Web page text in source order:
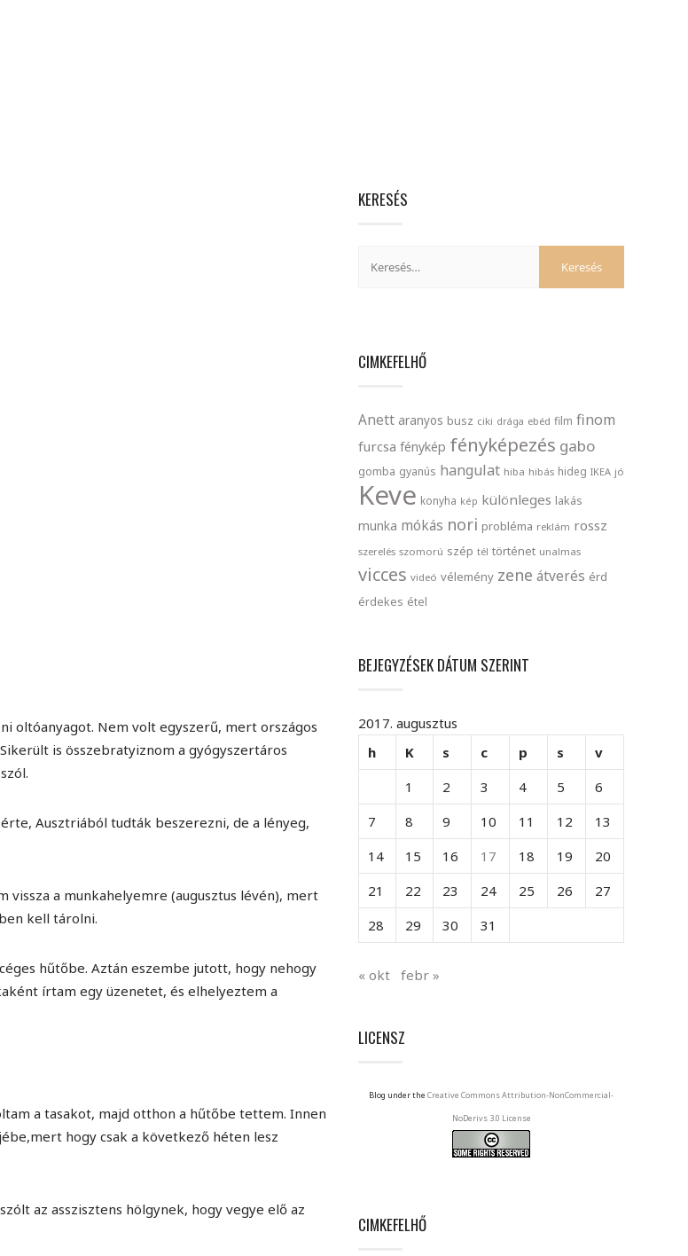
oltóanyagot. Nem volt egyszerű, mert országos
is összebratyiznom a gyógyszertáros
Ausztriából tudták beszerezni, de a lényeg,
a munkahelyemre (augusztus lévén), mert
kell tárolni.
hűtőbe. Aztán eszembe jutott, hogy nehogy
írtam egy üzenetet, és elhelyeztem a
a tasakot, majd otthon a hűtőbe tettem. Innen
hogy csak a következő héten lesz
az asszisztens hölgynek, hogy vegye elő az
KERESÉS
CIMKEFELHŐ
Anett aranyos busz ciki drága ebéd film finom
furcsa fénykép fényképezés gabo
gomba gyanús hangulat hiba hibás hideg IKEA jó
Keve konyha kép különleges lakás
munka mókás nori probléma reklám rossz
szerelés szomorú szép tél történet unalmas
vicces videó vélemény zene átverés érd
érdekes étel
BEJEGYZÉSEK DÁTUM SZERINT
2017. augusztus
h
K s c p s
v
1
2 3 4 5
6
7
8 9 10 11 12
13
14
15 16 17 18 19
20
21
22 23 24 25 26
27
28
29 30 31
« okt febr »
LICENSZ
Blog under the Creative Commons Attribution-NonCommercial-
NoDerivs 3.0 License
CIMKEFELHŐ